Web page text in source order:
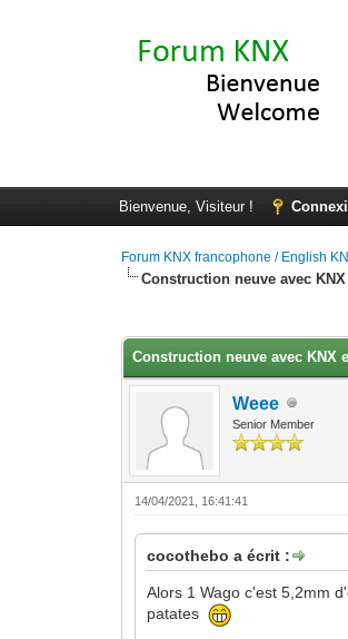
Bienvenue, Visiteur !
Forum KNX francophone / English
Construction neuve avec
Construction neuve avec KNX
Weee
Senior Member
14/04/2021, 16:41:41
cocothebo a écrit :
Alors 1 Wago c'est 5,2mm
patates